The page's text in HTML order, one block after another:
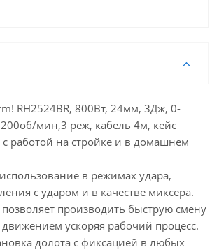
RH2524BR, 800Вт, 24мм, 3Дж, 0-
мин,3 реж, кабель 4м, кейс
с работой на стройке и в домашнем
в режимах удара,
с ударом и в качестве миксера.
позволяет производить быструю смену
ускоряя рабочий процесс.
долота с фиксацией в любых